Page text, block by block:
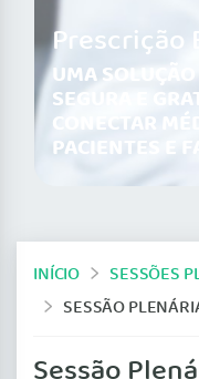
Prescrição
UMA
SEGURA E
CONECTAR
PACIENTES E
INÍCIO
SESSÕES
SESSÃO PLENÁRIA